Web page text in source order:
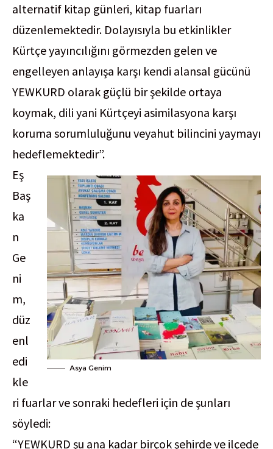
alternatif kitap günleri, kitap fuarları
düzenlemektedir. Dolayısıyla bu etkinlikler
Kürtçe yayıncılığını görmezden gelen ve
engelleyen anlayışa karşı kendi alansal gücünü
YEWKURD olarak güçlü bir şekilde ortaya
koymak, dili yani Kürtçeyi asimilasyona karşı
koruma sorumluluğunu veyahut bilincini yaymayı
hedeflemektedir”.
Asya Genim
Eş
Baş
ka
n
Ge
ni
m,
düz
enl
edi
kle
ri fuarlar ve sonraki hedefleri için de şunları
söyledi:
“YEWKURD şu ana kadar birçok şehirde ve ilçede